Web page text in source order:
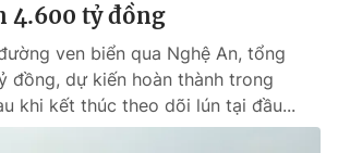
4.600 tỷ đồng
ven biển qua Nghệ An, tổng
đồng, dự kiến hoàn thành trong
khi kết thúc theo dõi lún tại đầu...